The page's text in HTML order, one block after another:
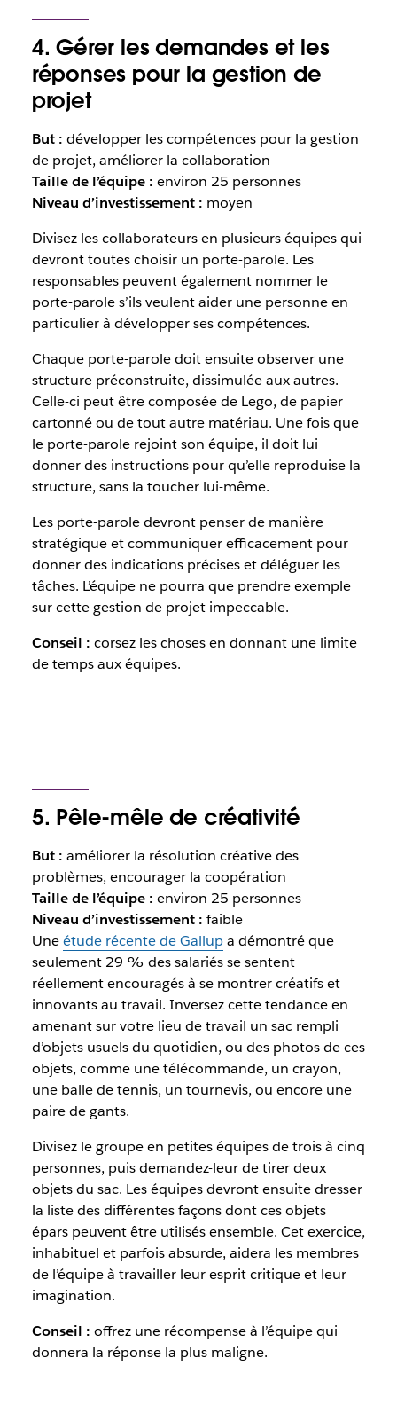
4. Gérer les demandes et les
réponses pour la gestion de
projet
But : développer les compétences pour la gestion
de projet, améliorer la collaboration
Taille de l’équipe : environ 25 personnes
Niveau d’investissement : moyen
Divisez les collaborateurs en plusieurs équipes qui
devront toutes choisir un porte-parole. Les
responsables peuvent également nommer le
porte-parole s’ils veulent aider une personne en
particulier à développer ses compétences.
Chaque porte-parole doit ensuite observer une
structure préconstruite, dissimulée aux autres.
Celle-ci peut être composée de Lego, de papier
cartonné ou de tout autre matériau. Une fois que
le porte-parole rejoint son équipe, il doit lui
donner des instructions pour qu’elle reproduise la
structure, sans la toucher lui-même.
Les porte-parole devront penser de manière
stratégique et communiquer efficacement pour
donner des indications précises et déléguer les
tâches. L’équipe ne pourra que prendre exemple
sur cette gestion de projet impeccable.
Conseil : corsez les choses en donnant une limite
de temps aux équipes.
5. Pêle-mêle de créativité
But : améliorer la résolution créative des
problèmes, encourager la coopération
Taille de l’équipe : environ 25 personnes
Niveau d’investissement : faible
Uneétude récente de Gallupa démontré que
seulement 29 % des salariés se sentent
réellement encouragés à se montrer créatifs et
innovants au travail. Inversez cette tendance en
amenant sur votre lieu de travail un sac rempli
d’objets usuels du quotidien, ou des photos de ces
objets, comme une télécommande, un crayon,
une balle de tennis, un tournevis, ou encore une
paire de gants.
Divisez le groupe en petites équipes de trois à cinq
personnes, puis demandez-leur de tirer deux
objets du sac. Les équipes devront ensuite dresser
la liste des différentes façons dont ces objets
épars peuvent être utilisés ensemble. Cet exercice,
inhabituel et parfois absurde, aidera les membres
de l’équipe à travailler leur esprit critique et leur
imagination.
Conseil : offrez une récompense à l’équipe qui
donnera la réponse la plus maligne.